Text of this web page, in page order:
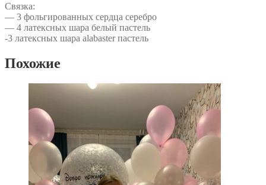
Связка:
— 3 фольгированных сердца серебро
— 4 латексных шара белый пастель
-3 латексных шара alabaster пастель
Похожие